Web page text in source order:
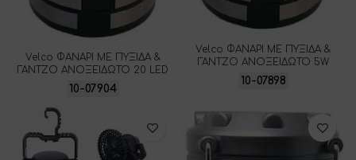
Velco ΦΑΝΑΡΙ ΜΕ ΠΥΞΙΔΑ &
ΓΑΝΤΖΟ ΑΝΟΞΕΙΔΩΤΟ 20 LED
10-07904
Velco ΦΑΝΑΡΙ ΜΕ ΠΥΞΙΔΑ &
ΓΑΝΤΖΟ ΑΝΟΞΕΙΔΩΤΟ 5W
10-07898